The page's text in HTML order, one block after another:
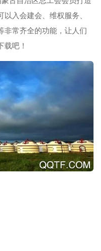
入会建会、维权服务、
非常齐全的功能，让人们
载吧！